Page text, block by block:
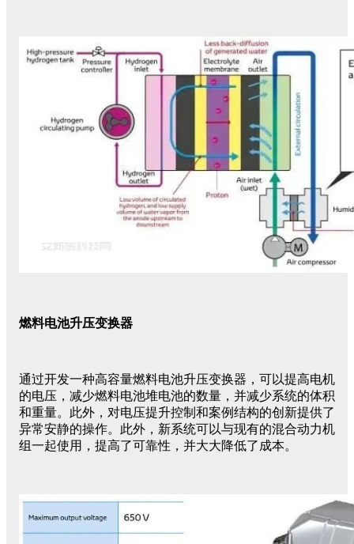
燃料电池升压变换器
通过开发一种高容量燃料电池升压变换器，可以提高电机
的电压，减少燃料电池堆电池的数量，并减少系统的体积
和重量。此外，对电压提升控制和案例结构的创新提供了
异常安静的操作。此外，新系统可以与现有的混合动力机
组一起使用，提高了可靠性，并大大降低了成本。